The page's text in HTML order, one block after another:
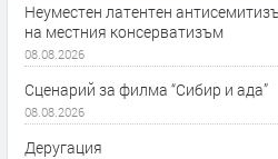
Неуместен латентен
на местния консерватизъм
08.08.2026
Сценарий за филма “Сибир и ада”
08.08.2026
Деругация